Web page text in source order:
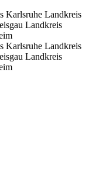
Karlsruhe Landkreis
Landkreis
Karlsruhe Landkreis
Landkreis